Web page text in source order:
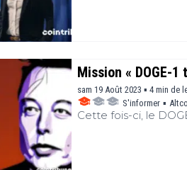
Mission « DOGE-
sam 19 Août 2023 ▪ 4 min de
S'informer ▪
Cette fois-ci, le